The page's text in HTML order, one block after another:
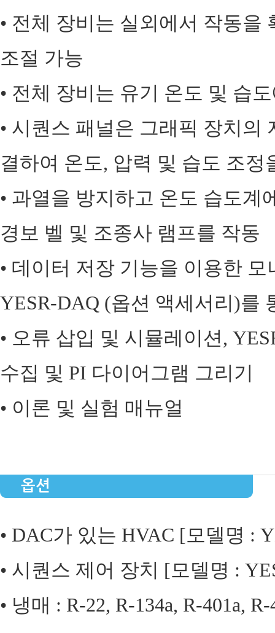
• 전체 장비는 실외에서 작동
조절 가능
• 전체 장비는 유기 온도 및 습
• 시퀀스 패널은 그래픽 장치의
결하여 온도, 압력 및 습도 조
• 과열을 방지하고 온도 습도계
경보 벨 및 조종사 램프를 작동
• 데이터 저장 기능을 이용한
YESR-DAQ (옵션 액세서리)를
• 오류 삽입 및 시뮬레이션,
수집 및 PI 다이어그램 그리기
• 이론 및 실험 매뉴얼
옵션
• DAC가 있는 HVAC [모델명 :
• 시퀀스 제어 장치 [모델명 :
• 냉매 : R-22, R-134a, R-401a, R-